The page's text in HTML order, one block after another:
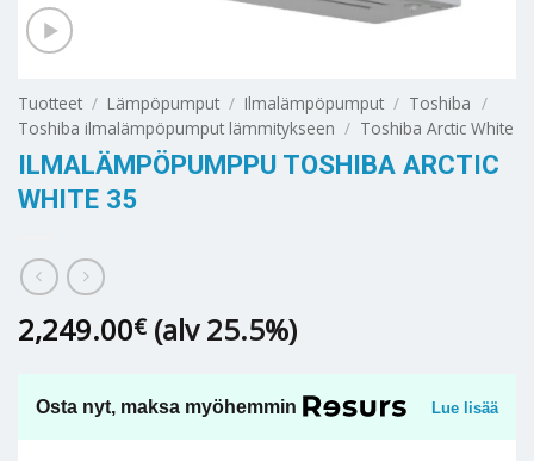
Tuotteet / Lämpöpumput / Ilmalämpöpumput / Toshiba /
Toshiba ilmalämpöpumput lämmitykseen / Toshiba Arctic White
ILMALÄMPÖPUMPPU TOSHIBA ARCTIC
WHITE 35
2,249.00€ (alv 25.5%)
Osta nyt, maksa myöhemmin Lue lisää